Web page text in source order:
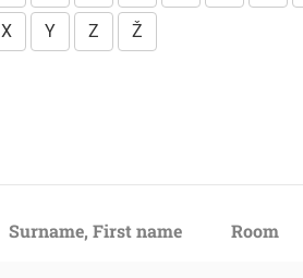
X Y Z Ž
Surname, First name Room